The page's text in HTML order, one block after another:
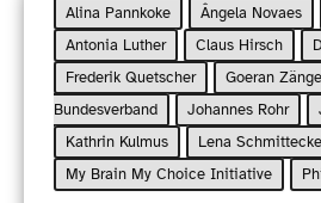
Alina Pannkoke Ângela Novaes
Antonia Luther
Claus Hirsch
Frederik Quetscher
Goeran
Bundesverband
Johannes Rohr
Kathrin Kulmus
Lena
My Brain My Choice Initiative